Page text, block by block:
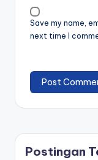
Save my name,
next time I
Postingan